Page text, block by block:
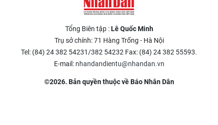
Media Chính trị
Media Kinh tế
Media Văn hóa
Tổng Biên tập :Lê Quốc Minh
Trụ sở chính: 71 Hàng Trống - Hà Nội
Tel: (84) 24 382 54231/382 54232 Fax: (84) 24 382 55593.
E-mail: nhandandientu@nhandan.vn
©2026. Bản quyền thuộc về Báo Nhân Dân